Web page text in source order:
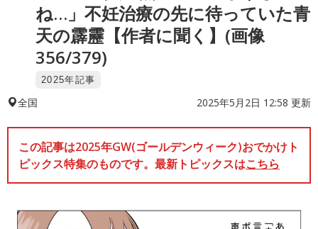
ね…」不妊治療の先に待っていた青
天の霹靂【作者に聞く】(画像
356/379)
2025年記事
全国 2025年5月2日 12:58 更新
この記事は2025年GW(ゴールデンウィーク)おでかけト
ピックス特集のものです。最新トピックスはこちら